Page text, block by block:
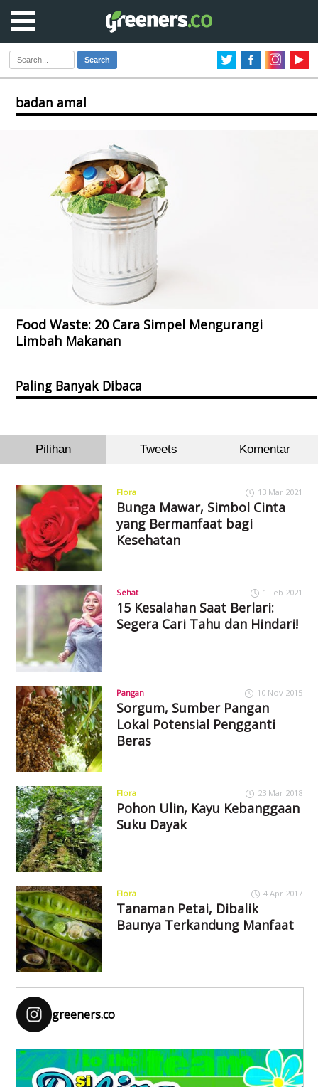
Search
badan amal
Food Waste: 20 Cara Simpel Mengurangi
Limbah Makanan
Paling Banyak Dibaca
Pilihan Tweets Komentar
Flora 13 Mar 2021
Bunga Mawar, Simbol Cinta
yang Bermanfaat bagi
Kesehatan
Sehat 1 Feb 2021
15 Kesalahan Saat Berlari:
Segera Cari Tahu dan Hindari!
Pangan 10 Nov 2015
Sorgum, Sumber Pangan
Lokal Potensial Pengganti
Beras
Flora 23 Mar 2018
Pohon Ulin, Kayu Kebanggaan
Suku Dayak
Flora 4 Apr 2017
Tanaman Petai, Dibalik
Baunya Terkandung Manfaat
greeners.co